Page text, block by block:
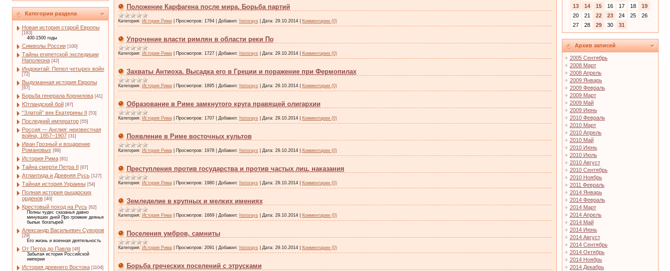
Категории раздела
Новая история старой Европы
[183]
400-1500 годы
Символы России [100]
Тайны египетской экспедиции
Наполеона [42]
Индокитай: Пепел четырех войн
[72]
Выдуманная история Европы
[67]
Борьба генерала Корнилова [41]
Ютландский бой [87]
“Златой” век Екатерины II [53]
Последний император [55]
Россия — Англия: неизвестная
война, 1857–1907 [31]
Иван Грозный и воцарение
Романовых [89]
История Рима [81]
Тайна смерти Петра II [67]
Атлантида и Древняя Русь [127]
Тайная история Украины [54]
Полная история рыцарских
орденов [40]
Крестовый поход на Русь [62]
Полны чудес сказанья давно
минувших дней Про громкие деянья
былых богатырей
Александр Васильевич Суворов
[29]
Его жизнь и военная деятельность
От Петра до Павла [48]
Забытая история Российской
империи
История древнего Востока [1104]
Положение Карфагена после мира. Борьба партий
Категория: История Рима Просмотров: 1764 Добавил: historays Дата: 29.10.2014 Комментарии (0)
Упрочение власти римлян в области реки По
Категория: История Рима Просмотров: 1727 Добавил: historays Дата: 29.10.2014 Комментарии (0)
Захваты Антиоха. Высадка его в Греции и поражение при Фермопилах
Категория: История Рима Просмотров: 1895 Добавил: historays Дата: 29.10.2014 Комментарии (0)
Образование в Риме замкнутого круга правящей олигархии
Категория: История Рима Просмотров: 1707 Добавил: historays Дата: 29.10.2014 Комментарии (0)
Появление в Риме восточных культов
Категория: История Рима Просмотров: 1978 Добавил: historays Дата: 29.10.2014 Комментарии (0)
Преступления против государства и против частых лиц, наказания
Категория: История Рима Просмотров: 1980 Добавил: historays Дата: 29.10.2014 Комментарии (0)
Земледелие в крупных и мелких имениях
Категория: История Рима Просмотров: 1669 Добавил: historays Дата: 29.10.2014 Комментарии (0)
Поселения умбров, самниты
Категория: История Рима Просмотров: 2091 Добавил: historays Дата: 29.10.2014 Комментарии (0)
Борьба греческих поселений с этрусками
13
14 15 16 17 18
19
20
21 22 23 24 25
26
27
28 29 30 31
Архив записей
2005 Сентябрь
2008 Март
2008 Апрель
2009 Январь
2009 Февраль
2009 Март
2009 Май
2009 Июнь
2010 Февраль
2010 Март
2010 Апрель
2010 Май
2010 Июнь
2010 Июль
2010 Август
2010 Сентябрь
2010 Ноябрь
2011 Февраль
2014 Январь
2014 Февраль
2014 Март
2014 Апрель
2014 Май
2014 Июнь
2014 Август
2014 Сентябрь
2014 Октябрь
2014 Ноябрь
2014 Декабрь